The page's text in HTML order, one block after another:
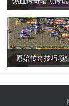
原始传奇技巧项